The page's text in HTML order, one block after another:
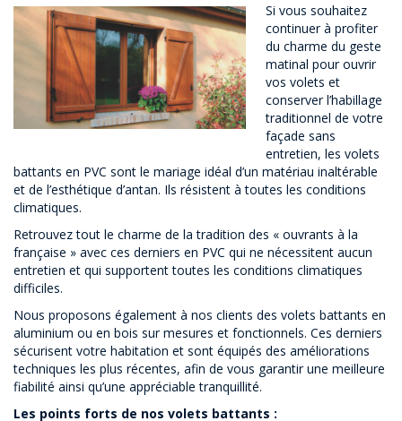
Si vous souhaitez
continuer à profiter
du charme du geste
matinal pour ouvrir
vos volets et
conserver l’habillage
traditionnel de votre
façade sans
entretien, les volets
battants en PVC sont le mariage idéal d’un matériau inaltérable
et de l’esthétique d’antan. Ils résistent à toutes les conditions
climatiques.
Retrouvez tout le charme de la tradition des « ouvrants à la
française » avec ces derniers en PVC qui ne nécessitent aucun
entretien et qui supportent toutes les conditions climatiques
difficiles.
Nous proposons également à nos clients des volets battants en
aluminium ou en bois sur mesures et fonctionnels. Ces derniers
sécurisent votre habitation et sont équipés des améliorations
techniques les plus récentes, afin de vous garantir une meilleure
fiabilité ainsi qu’une appréciable tranquillité.
Les points forts de nos volets battants :